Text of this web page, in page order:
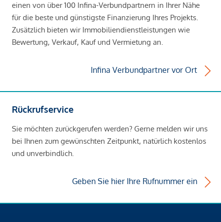
einen von über 100 Infina-Verbundpartnern in Ihrer Nähe
für die beste und günstigste Finanzierung Ihres Projekts.
Zusätzlich bieten wir Immobiliendienstleistungen wie
Bewertung, Verkauf, Kauf und Vermietung an.
Infina Verbundpartner vor Ort
Rückrufservice
Sie möchten zurückgerufen werden? Gerne melden wir uns
bei Ihnen zum gewünschten Zeitpunkt, natürlich kostenlos
und unverbindlich.
Geben Sie hier Ihre Rufnummer ein